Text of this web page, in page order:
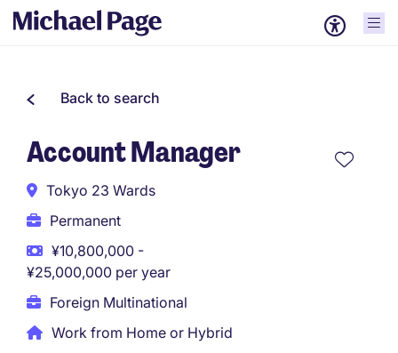
Back to search
Account Manager
Tokyo 23 Wards
Permanent
¥10,800,000 -
¥25,000,000 per year
Foreign Multinational
Work from Home or Hybrid